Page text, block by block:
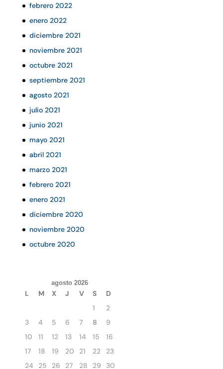
febrero 2022
enero 2022
diciembre 2021
noviembre 2021
octubre 2021
septiembre 2021
agosto 2021
julio 2021
junio 2021
mayo 2021
abril 2021
marzo 2021
febrero 2021
enero 2021
diciembre 2020
noviembre 2020
octubre 2020
agosto 2026
L M X J V S
D
1
2
3
4 5 6 7 8
9
10
11 12 13 14 15
16
17
18 19 20 21 22
23
24
25 26 27 28 29
30